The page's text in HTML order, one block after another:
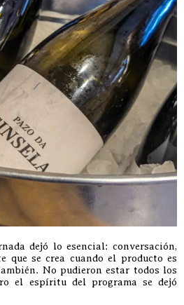
dejó lo esencial: conversación,
que se crea cuando el producto es
No pudieron estar todos los
el espíritu del programa se dejó